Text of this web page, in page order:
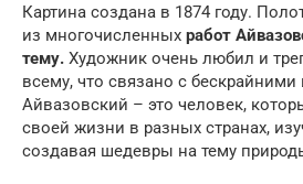
Картина создана в 1874 году.
из многочисленных работ
тему. Художник очень любил и
всему, что связано с
Айвазовский – это человек,
своей жизни в разных странах,
создавая шедевры на тему